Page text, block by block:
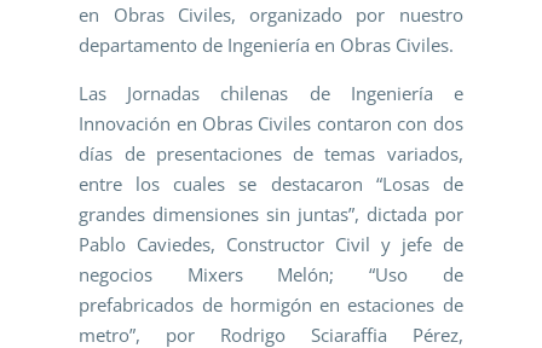
en Obras Civiles, organizado por nuestro
departamento de Ingeniería en Obras Civiles.
Las Jornadas chilenas de Ingeniería e
Innovación en Obras Civiles contaron con dos
días de presentaciones de temas variados,
entre los cuales se destacaron “Losas de
grandes dimensiones sin juntas”, dictada por
Pablo Caviedes, Constructor Civil y jefe de
negocios Mixers Melón; “Uso de
prefabricados de hormigón en estaciones de
metro”, por Rodrigo Sciaraffia Pérez,